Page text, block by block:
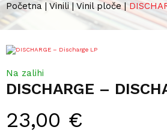
Početna | Vinili | Vinil ploče|
DISCHARGE –
23,00 €
Na zalihi